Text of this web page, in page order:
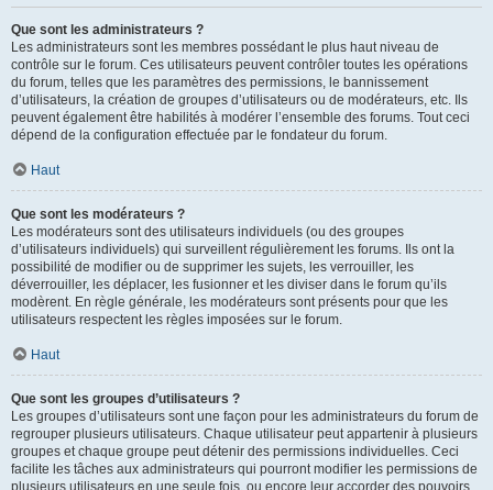
Que sont les administrateurs ?
Les administrateurs sont les membres possédant le plus haut niveau de
contrôle sur le forum. Ces utilisateurs peuvent contrôler toutes les opérations
du forum, telles que les paramètres des permissions, le bannissement
d’utilisateurs, la création de groupes d’utilisateurs ou de modérateurs, etc. Ils
peuvent également être habilités à modérer l’ensemble des forums. Tout ceci
dépend de la configuration effectuée par le fondateur du forum.
Haut
Que sont les modérateurs ?
Les modérateurs sont des utilisateurs individuels (ou des groupes
d’utilisateurs individuels) qui surveillent régulièrement les forums. Ils ont la
possibilité de modifier ou de supprimer les sujets, les verrouiller, les
déverrouiller, les déplacer, les fusionner et les diviser dans le forum qu’ils
modèrent. En règle générale, les modérateurs sont présents pour que les
utilisateurs respectent les règles imposées sur le forum.
Haut
Que sont les groupes d’utilisateurs ?
Les groupes d’utilisateurs sont une façon pour les administrateurs du forum de
regrouper plusieurs utilisateurs. Chaque utilisateur peut appartenir à plusieurs
groupes et chaque groupe peut détenir des permissions individuelles. Ceci
facilite les tâches aux administrateurs qui pourront modifier les permissions de
plusieurs utilisateurs en une seule fois, ou encore leur accorder des pouvoirs